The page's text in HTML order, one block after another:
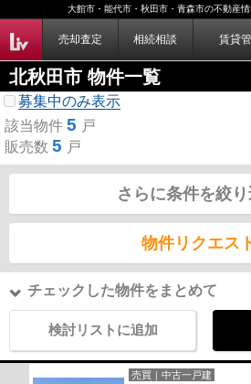
大館市・能代市・秋田市・青森市の不動産
売却査定 相続相談 賃貸
北秋田市 物件一覧
募集中のみ表示
該当物件 5 戸
販売数 5 戸
さらに条件を絞
物件リクエス
チェックした物件をまとめて
検討リストに追加
売買｜中古一戸建